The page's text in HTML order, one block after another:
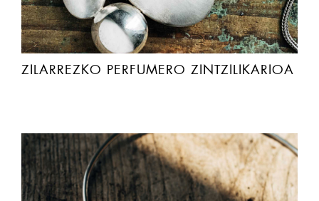
ZILARREZKO PERFUMERO ZINTZILIKARIOA